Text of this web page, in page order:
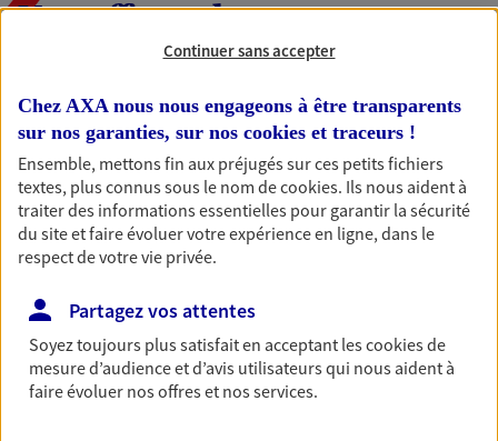
Nos offres phares
Épargne
Réalisez vos projets grâce à votre épargne : achat
immobilier, études des enfants ou voyage autour
du monde… Épargnez à votre rythme et
simplement, selon votre profil.
Découvrir les offres Épargne
Retraite
Préparez sereinement ce nouveau chapitre de
votre vie avec les conseils d'un expert. Découvrez
Continuer sans accepter
Chez AXA nous nous engageons à être transparents
sur nos garanties, sur nos cookies et traceurs !
Ensemble, mettons fin aux préjugés sur ces petits fichiers
textes, plus connus sous le nom decookies. Ils nous aident à
traiter des informations essentielles pour garantir la sécurité
du site et faire évoluer votre expérience en ligne, dans le
respect de votre vie privée.
Partagez vos attentes
Soyez toujours plus satisfait en acceptant lescookiesde
mesure d’audience et d’avis utilisateurs qui nous aident à
faire évoluer nos offres et nos services.